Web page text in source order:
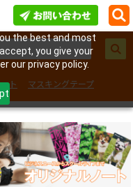
the best and most
you give your
our privacy policy.
ト
マスキングテープ